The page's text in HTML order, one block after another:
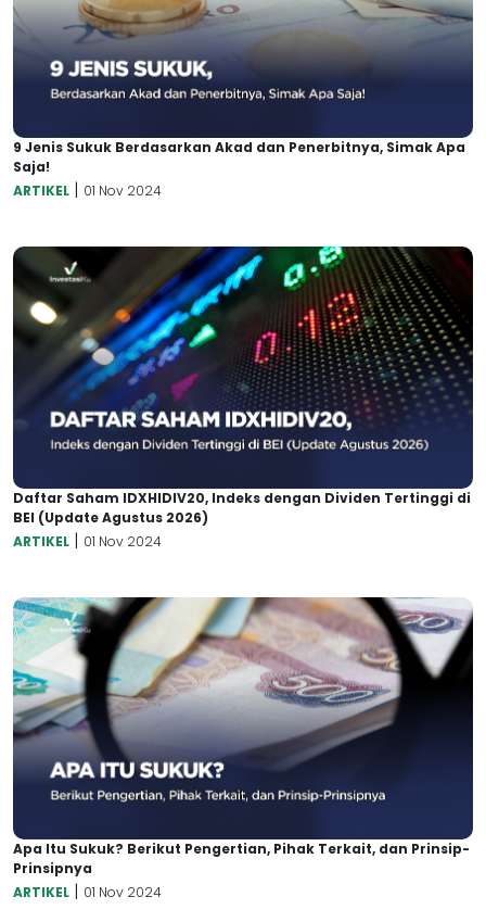
9 Jenis Sukuk Berdasarkan Akad dan Penerbitnya, Simak Apa
Saja!
ARTIKEL | 01 Nov 2024
Daftar Saham IDXHIDIV20, Indeks dengan Dividen Tertinggi di
BEI (Update Agustus 2026)
ARTIKEL | 01 Nov 2024
Apa Itu Sukuk? Berikut Pengertian, Pihak Terkait, dan Prinsip-
Prinsipnya
ARTIKEL | 01 Nov 2024